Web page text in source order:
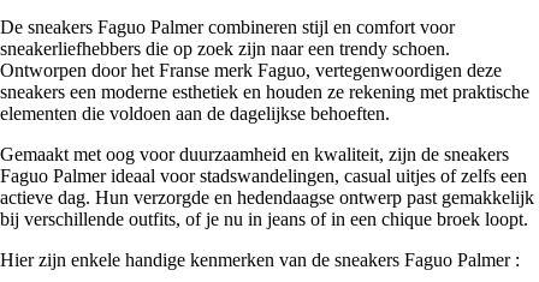
De sneakers Faguo Palmer combineren stijl en comfort voor
sneakerliefhebbers die op zoek zijn naar een trendy schoen.
Ontworpen door het Franse merk Faguo, vertegenwoordigen deze
sneakers een moderne esthetiek en houden ze rekening met praktische
elementen die voldoen aan de dagelijkse behoeften.
Gemaakt met oog voor duurzaamheid en kwaliteit, zijn de sneakers
Faguo Palmer ideaal voor stadswandelingen, casual uitjes of zelfs een
actieve dag. Hun verzorgde en hedendaagse ontwerp past gemakkelijk
bij verschillende outfits, of je nu in jeans of in een chique broek loopt.
Hier zijn enkele handige kenmerken van de sneakers Faguo Palmer :